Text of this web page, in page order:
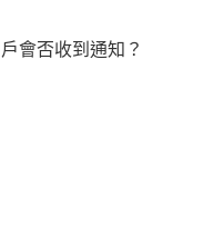
會否收到通知？